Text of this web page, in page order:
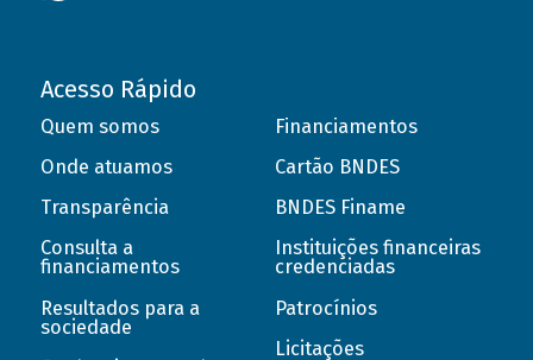
Acesso Rápido
Quem somos
Onde atuamos
Transparência
Consulta a
financiamentos
Resultados para a
sociedade
Financiamentos
Cartão BNDES
BNDES Finame
Instituições financeiras
credenciadas
Patrocínios
Licitações